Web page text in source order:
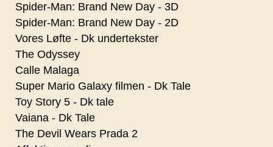
Spider-Man: Brand New Day - 3D
Spider-Man: Brand New Day - 2D
Vores Løfte - Dk undertekster
The Odyssey
Calle Malaga
Super Mario Galaxy filmen - Dk Tale
Toy Story 5 - Dk tale
Vaiana - Dk Tale
The Devil Wears Prada 2